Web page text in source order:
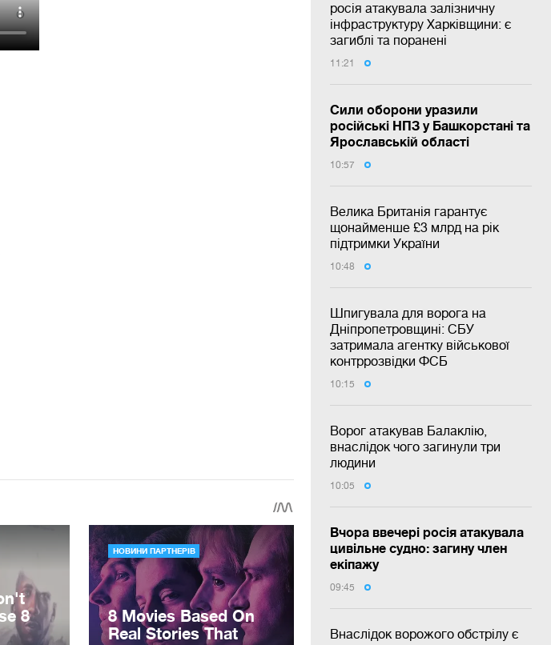
росія атакувала залізничну
інфраструктуру Харківщини: є
загиблі та поранені
11:21
Сили оборони уразили
російські НПЗ у Башкорстані та
Ярославській області
10:57
Велика Британія гарантує
щонайменше £3 млрд на рік
підтримки України
10:48
Шпигувала для ворога на
Дніпропетровщині: СБУ
затримала агентку військової
контррозвідки ФСБ
10:15
Ворог атакував Балаклію,
внаслідок чого загинули три
людини
10:05
Вчора ввечері росія атакувала
цивільне судно: загину член
екіпажу
09:45
Внаслідок ворожого обстрілу є